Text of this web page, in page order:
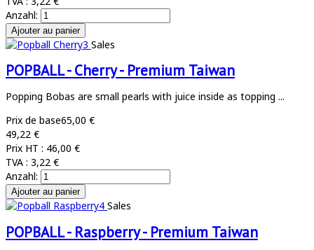
Anzahl:
Sales
POPBALL - Cherry - Premium Taiwan
Popping Bobas are small pearls with juice inside as topping ...
Prix de base65,00 €
49,22 €
Prix HT : 46,00 €
TVA : 3,22 €
Anzahl:
Sales
POPBALL - Raspberry - Premium Taiwan